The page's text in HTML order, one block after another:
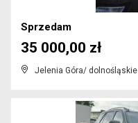
Sprzedam
Jelenia Góra/ dolnośląskie
35 000,00 zł